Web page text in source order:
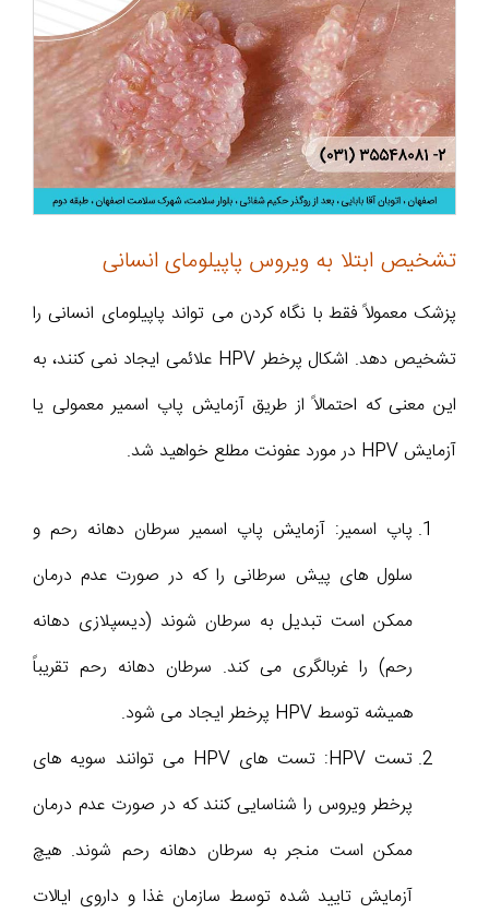
تشخیص ابتلا به ویروس پاپیلومای انسانی
پزشک معمولاً فقط با نگاه کردن می تواند پاپیلومای انسانی را
تشخیص دهد. اشکال پرخطر HPV علائمی ایجاد نمی کنند، به
این معنی که احتمالاً از طریق آزمایش پاپ اسمیر معمولی یا
آزمایش HPV در مورد عفونت مطلع خواهید شد.
پاپ اسمیر: آزمایش پاپ اسمیر سرطان دهانه رحم و
سلول های پیش سرطانی را که در صورت عدم درمان
ممکن است تبدیل به سرطان شوند (دیسپلازی دهانه
رحم) را غربالگری می کند. سرطان دهانه رحم تقریباً
همیشه توسط HPV پرخطر ایجاد می شود.
تست HPV: تست های HPV می توانند سویه های
پرخطر ویروس را شناسایی کنند که در صورت عدم درمان
ممکن است منجر به سرطان دهانه رحم شوند. هیچ
آزمایش تایید شده توسط سازمان غذا و داروی ایالات